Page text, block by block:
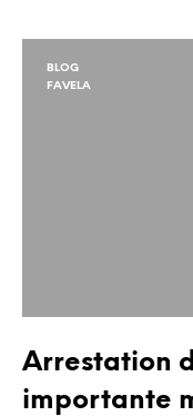
BLOG
FAVELA
Arrestation
importante